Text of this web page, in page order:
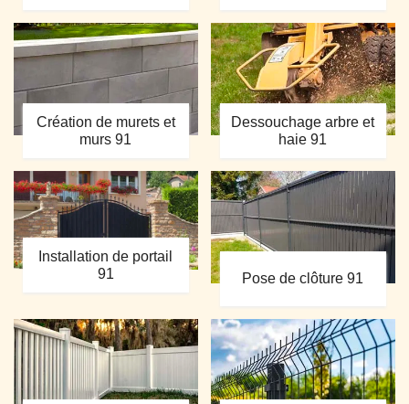
Création de murets et
murs 91
Dessouchage arbre et
haie 91
Installation de portail
91
Pose de clôture 91